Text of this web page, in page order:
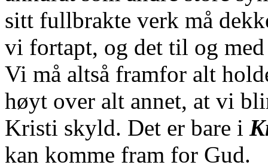
sitt fullbrakte verk må
vi fortapt, og det til og
Vi må altså framfor alt
høyt over alt annet, at vi
Kristi skyld. Det er bare i
kan komme fram for Gud.